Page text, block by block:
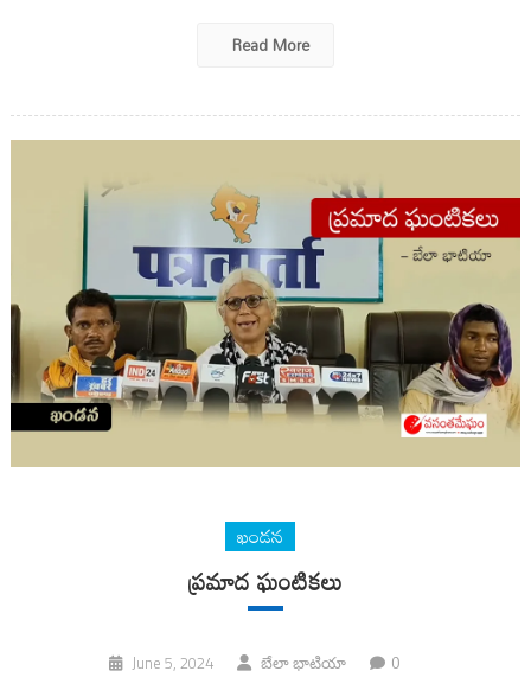
Read More
ఖండన
ప్రమాద ఘంటికలు
June 5, 2024 బేలా భాటియా 0